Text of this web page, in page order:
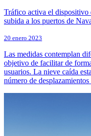
Tráfico activa el dispositivo
subida a los puertos de
20 enero 2023
Las medidas contemplan
objetivo de facilitar de
usuarios. La nieve caída
número de desplazamientos